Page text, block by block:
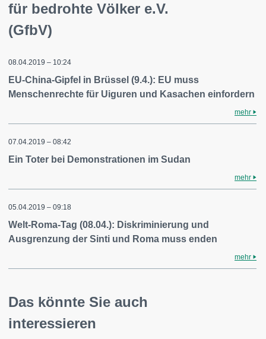
für bedrohte Völker e.V.
(GfbV)
08.04.2019 – 10:24
EU-China-Gipfel in Brüssel (9.4.): EU muss
Menschenrechte für Uiguren und Kasachen einfordern
mehr
07.04.2019 – 08:42
Ein Toter bei Demonstrationen im Sudan
mehr
05.04.2019 – 09:18
Welt-Roma-Tag (08.04.): Diskriminierung und
Ausgrenzung der Sinti und Roma muss enden
mehr
Das könnte Sie auch
interessieren